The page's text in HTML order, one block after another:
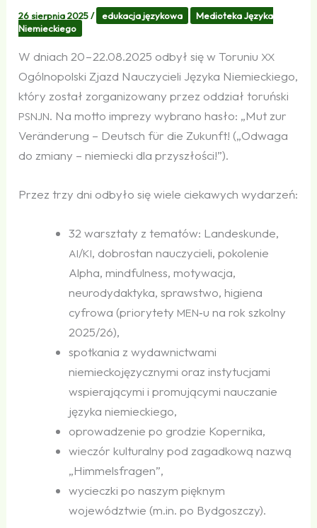
26 sierpnia 2025/ edukacja językowa
Medioteka Języka
Niemieckiego
W dniach 20 – 22.08.2025 odbył się w Toruniu XX
Ogólnopolski Zjazd Nauczycieli Języka Niemieckiego,
który został zorganizowany przez oddział toruński
PSNJN. Na motto imprezy wybrano hasło: „Mut zur
Veränderung – Deutsch für die Zukunft! („Odwaga
do zmiany – niemiecki dla przyszłości!”).
Przez trzy dni odbyło się wiele ciekawych wydarzeń:
32 warsztaty z tematów: Landeskunde,
AI/KI, dobrostan nauczycieli, pokolenie
Alpha, mindfulness, motywacja,
neurodydaktyka, sprawstwo, higiena
cyfrowa (priorytety MEN‑u na rok szkolny
2025/26),
spotkania z wydawnictwami
niemieckojęzycznymi oraz instytucjami
wspierającymi i promującymi nauczanie
języka niemieckiego,
oprowadzenie po grodzie Kopernika,
wieczór kulturalny pod zagadkową nazwą
„Himmelsfragen”,
wycieczki po naszym pięknym
województwie (m.in. po Bydgoszczy).